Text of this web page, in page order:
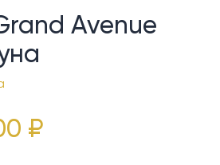
Avenue
₽